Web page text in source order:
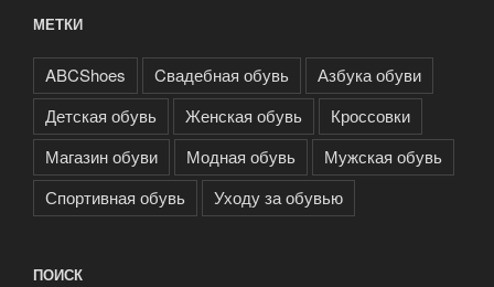
МЕТКИ
ABCShoes Cвадебная обувь
Азбука обуви
Детская обувь
Женская обувь
Кроссовки
Магазин обуви
Модная обувь
Мужская обувь
Спортивная обувь
Уходу за обувью
ПОИСК